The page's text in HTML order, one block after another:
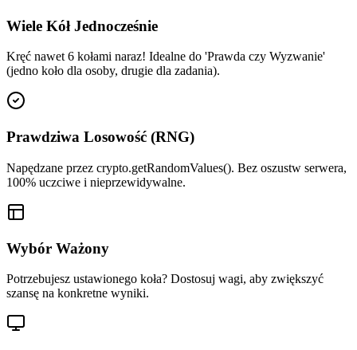
Wiele Kół Jednocześnie
Kręć nawet 6 kołami naraz! Idealne do 'Prawda czy Wyzwanie'
(jedno koło dla osoby, drugie dla zadania).
Prawdziwa Losowość (RNG)
Napędzane przez crypto.getRandomValues(). Bez oszustw serwera,
100% uczciwe i nieprzewidywalne.
Wybór Ważony
Potrzebujesz ustawionego koła? Dostosuj wagi, aby zwiększyć
szansę na konkretne wyniki.